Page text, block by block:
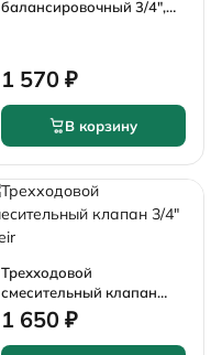
балансировочный 3/4",
1 570 ₽
В корзину
Трехходовой
смесительный клапан
3/4" Vieir
1 650 ₽